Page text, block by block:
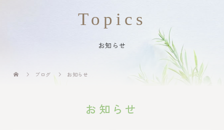
Topics
お知らせ
ブログ お知らせ
お知らせ